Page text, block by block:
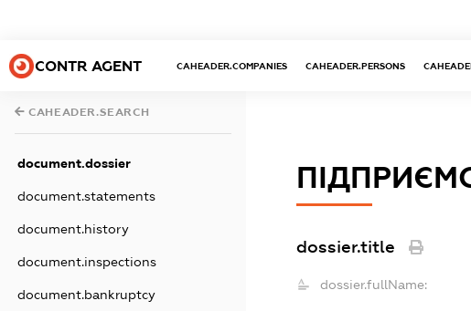
CONTR AGENT CAHEADER.COMPANIES CAHEADER.PERSONS
CAHEADER.SEARCH
document.dossier
document.statements
document.history
document.inspections
document.bankruptcy
dossier.title
dossier.fullName: